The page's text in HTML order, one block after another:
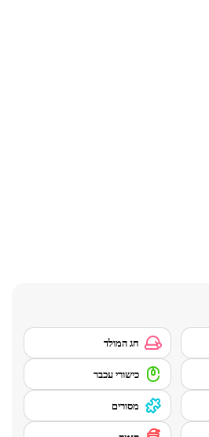
חג המולד
כישורי עכבר
מסורים